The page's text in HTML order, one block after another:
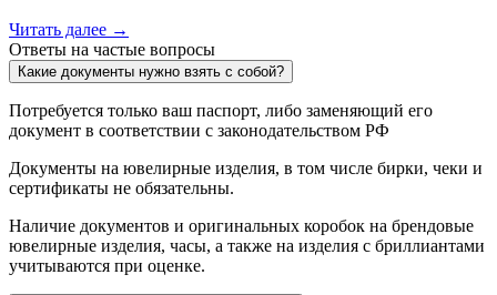
Читать далее →
Ответы на частые вопросы
Какие документы нужно взять с собой?
Потребуется только ваш паспорт, либо заменяющий его
документ в соответствии с законодательством РФ
Документы на ювелирные изделия, в том числе бирки, чеки и
сертификаты не обязательны.
Наличие документов и оригинальных коробок на брендовые
ювелирные изделия, часы, а также на изделия с бриллиантами
учитываются при оценке.